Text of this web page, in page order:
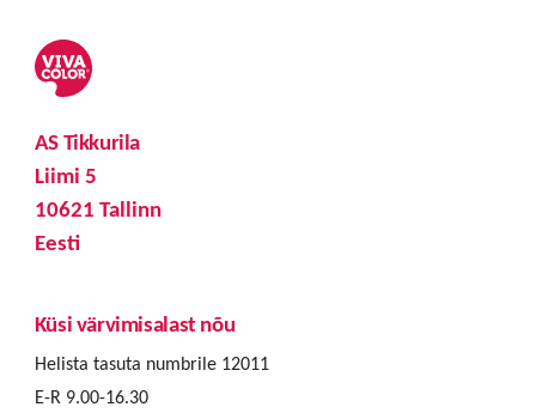
AS Tikkurila
Liimi 5
10621 Tallinn
Eesti
Küsi värvimisalast nõu
Helista tasuta numbrile 12011
E-R 9.00-16.30